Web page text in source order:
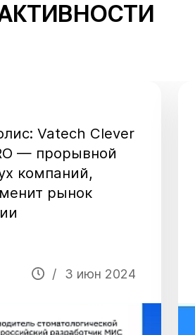
Vatech Clever
— прорывной
компаний,
рынок
3 июн 2024